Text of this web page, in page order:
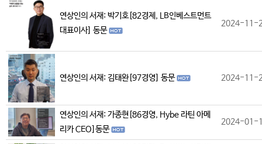
연상인의 서재: 박기호[82경제, LB인베스트먼트
대표이사] 동문
2024-11-
연상인의 서재: 김태완[97경영] 동문 2024-11-
연상인의 서재: 가종현[86경영, Hybe 라틴 아메
리카 CEO]동문
2024-01-